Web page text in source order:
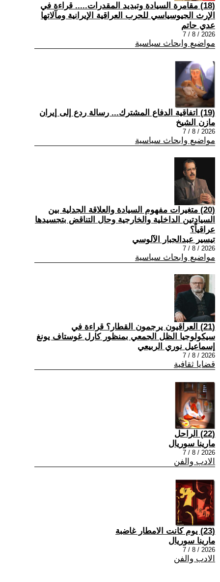
(18) مقامرة السيادة وتبديد المقدرات..... قراءة في
الإرث الجيوسياسي للحرب العراقية الإيرانية ومآلاتها
عدي حاتم
2026 / 8 / 7
مواضيع وابحاث سياسية
(19) اتفاقية الدفاع المشترك... رسالة ردع إلى إيران
مازن الشيخ
2026 / 8 / 7
مواضيع وابحاث سياسية
(20) متغيرات مفهوم السيادة والعلاقة الجدلية بين
السيادتين الداخلية والخارجية وحال التناقض بتجسيدها
عراقياً؟
تيسير عبدالجبار الآلوسي
2026 / 8 / 7
مواضيع وابحاث سياسية
(21) العراقيون يرجمون القطار؟ قراءة في
سيكولوجيا الظل الجمعي بمنظور كارل غوستاف يونغ
إسماعيل نوري الربيعي
2026 / 8 / 7
قضايا ثقافية
(22) الراحل
مارينا سوريال
2026 / 8 / 7
الادب والفن
(23) يوم كانت الامطار غاضبة
مارينا سوريال
2026 / 8 / 7
الادب والفن